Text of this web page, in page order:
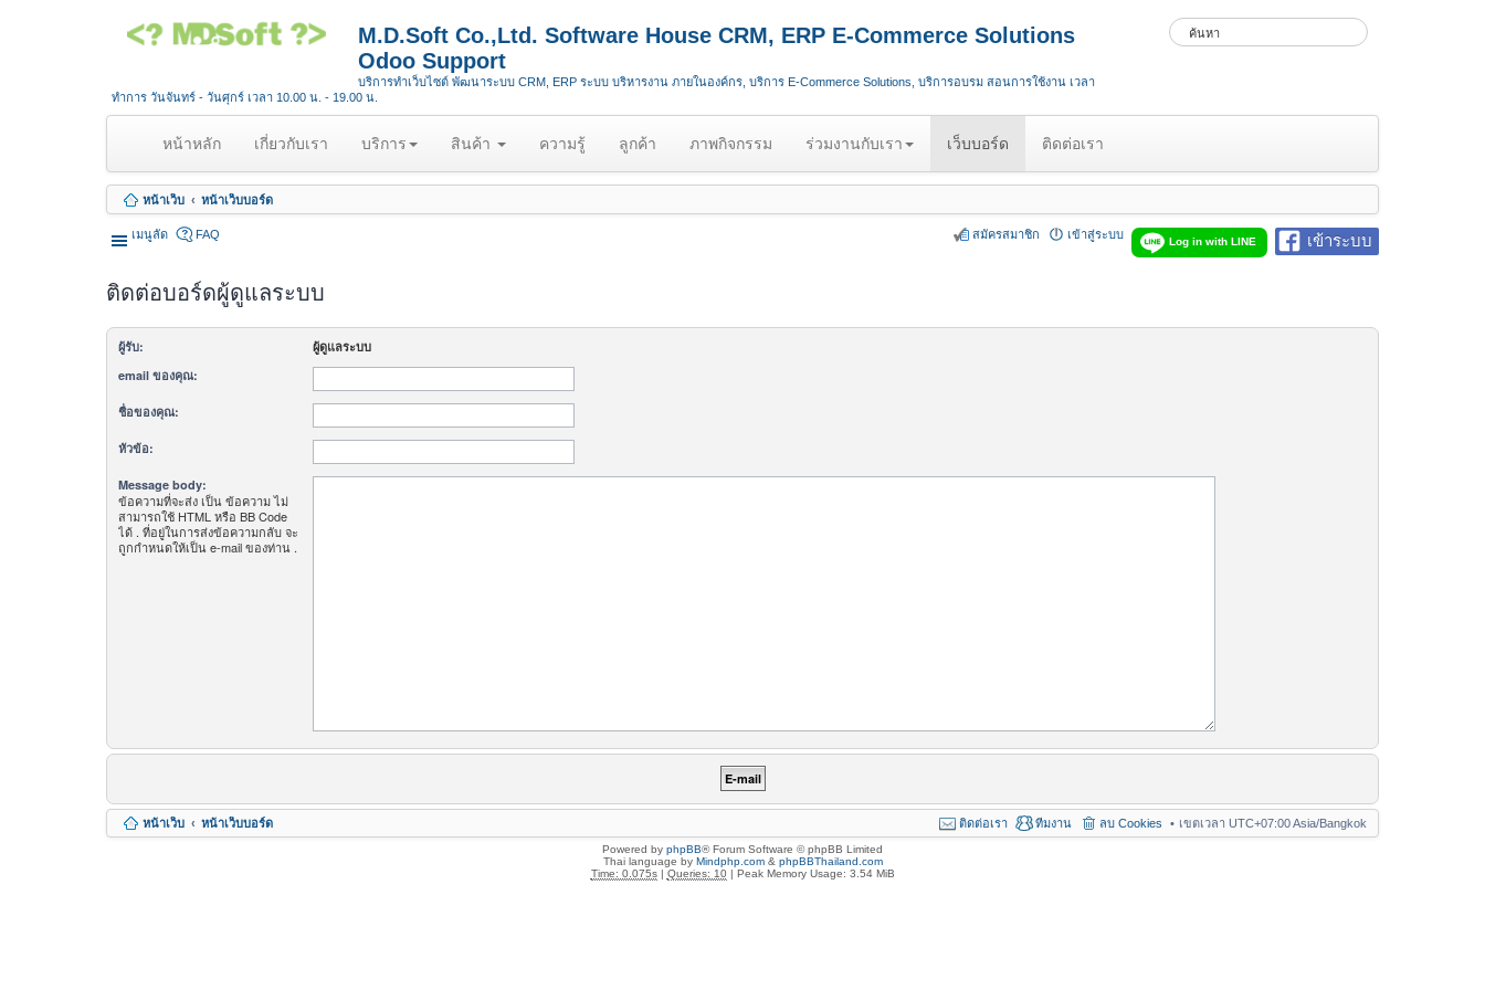
M.D.Soft Co.,Ltd. Software House CRM, ERP E-Commerce Solutions
Odoo Support
บริการทำเว็บไซต์ พัฒนาระบบ CRM, ERP ระบบ บริหารงาน ภายในองค์กร, บริการ E-Commerce Solutions, บริการอบรม สอนการใช้งาน เวลา
ทำการ วันจันทร์ - วันศุกร์ เวลา 10.00 น. - 19.00 น.
หน้าหลัก(
u
r
t
เกี่ยวกับเรา บริการ สินค้า ความรู้ ลูกค้า ภาพกิจกรรม ร่วมงานกับเรา เว็บบอร์ด ติดต่อเรา
หน้าเว็บ หน้าเว็บบอร์ด
เมนูลัด เข้าระบบ
Log in with LINE
FAQ เข้าสู่ระบบ
สมัครสมาชิก
ติดต่อบอร์ดผู้ดูแลระบบ
ผู้รับ:
ผู้ดูแลระบบ
email ของคุณ:
ชื่อของคุณ:
หัวข้อ:
Message body:
ข้อความที่จะส่ง เป็น ข้อความ ไม่
สามารถใช้ HTML หรือ BB Code
ได้ . ที่อยู่ในการส่งข้อความกลับ จะ
ถูกกำหนดให้เป็น e-mail ของท่าน .
หน้าเว็บ หน้าเว็บบอร์ด เขตเวลา UTC+07:00 Asia/Bangkok
ลบ Cookies
ทีมงาน
ติดต่อเรา
Powered by phpBB® Forum Software © phpBB Limited
Thai language by Mindphp.com& phpBBThailand.com
Time: 0.075s| Queries: 10| Peak Memory Usage: 3.54 MiB